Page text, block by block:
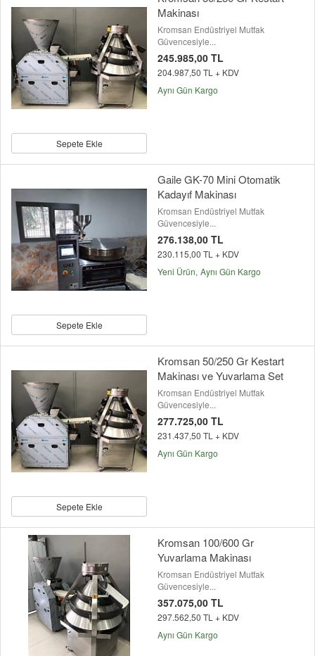
Sepete Ekle
Makinası
Kromsan Endüstriyel Mutfak
Güvencesiyle...
245.985,00 TL
204.987,50 TL + KDV
Aynı Gün Kargo
Sepete Ekle
Gaile GK-70 Mini Otomatik
Kadayıf Makinası
Kromsan Endüstriyel Mutfak
Güvencesiyle...
276.138,00 TL
230.115,00 TL + KDV
Yeni Ürün Aynı Gün Kargo
Sepete Ekle
Kromsan 50/250 Gr Kestart
Makinası ve Yuvarlama Set
Kromsan Endüstriyel Mutfak
Güvencesiyle...
277.725,00 TL
231.437,50 TL + KDV
Aynı Gün Kargo
Kromsan 100/600 Gr
Yuvarlama Makinası
Kromsan Endüstriyel Mutfak
Güvencesiyle...
357.075,00 TL
297.562,50 TL + KDV
Aynı Gün Kargo